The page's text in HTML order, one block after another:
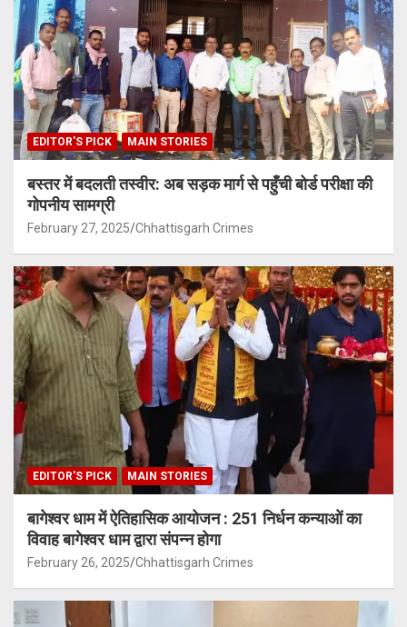
EDITOR'S PICK MAIN STORIES
बस्तर में बदलती तस्वीर: अब सड़क मार्ग से पहुँची बोर्ड परीक्षा की
गोपनीय सामग्री
February 27, 2025 Chhattisgarh Crimes
EDITOR'S PICK MAIN STORIES
बागेश्वर धाम में ऐतिहासिक आयोजन : 251 निर्धन कन्याओं का
विवाह बागेश्वर धाम द्वारा संपन्न होगा
February 26, 2025 Chhattisgarh Crimes